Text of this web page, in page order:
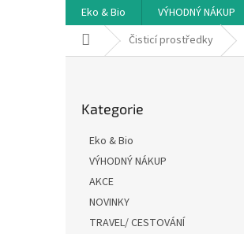
Eko & Bio VÝHODNÝ NÁKUP
Domů Čisticí prostředky
kategorie
Kategorie
Eko & Bio
VÝHODNÝ NÁKUP
AKCE
NOVINKY
TRAVEL/ CESTOVÁNÍ